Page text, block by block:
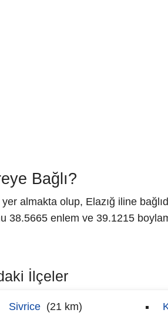
Bağlı?
almakta olup, Elazığ iline
38.5665 enlem ve 39.1215
İlçeler
Sivrice (21 km)